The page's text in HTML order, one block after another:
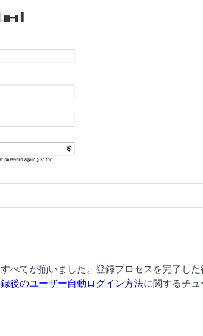
べてが揃いました。登録プロセスを完了し
後のユーザー自動ログイン方法に関するチ